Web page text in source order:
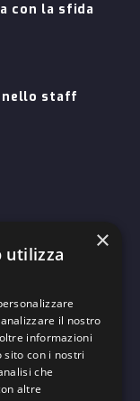
con la sfida
nello staff
×
utilizza
il nostro
informazioni
sito con i nostri
che
altre